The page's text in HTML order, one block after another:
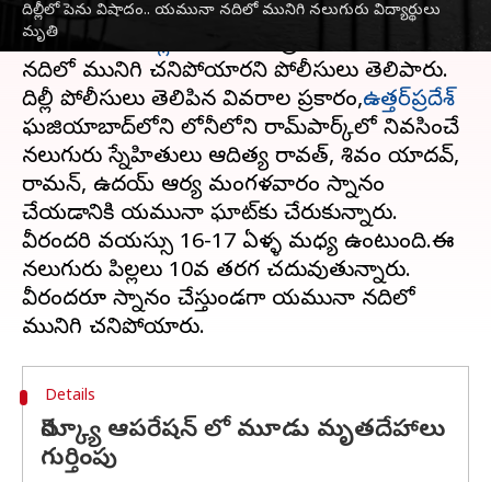
దిల్లీలో పెను విషాదం.. యమునా నదిలో మునిగి నలుగురు విద్యార్థులు
మృతి
10వ తరగతి చదువుతున్న ముగ్గురు విద్యార్థులు
మంగళవారందిల్లీలోని బురారీ ప్రాంతంలో యమునా
నదిలో మునిగి చనిపోయారని పోలీసులు తెలిపారు.
దిల్లీ పోలీసులు తెలిపిన వివరాల ప్రకారం,ఉత్తర్‌ప్రదేశ్‌
ఘజియాబాద్‌లోని లోనీలోని రామ్‌పార్క్‌లో నివసించే
నలుగురు స్నేహితులు ఆదిత్య రావత్, శివం యాదవ్,
రామన్, ఉదయ్ ఆర్య మంగళవారం స్నానం
చేయడానికి యమునా ఘాట్‌కు చేరుకున్నారు.
వీరందరి వయస్సు 16-17 ఏళ్ళ మధ్య ఉంటుంది.ఈ
నలుగురు పిల్లలు 10వ తరగతి చదువుతున్నారు.
వీరందరూ స్నానం చేస్తుండగా యమునా నదిలో
Details
రెస్క్యూ ఆపరేషన్ లో మూడు మృతదేహాలు
గుర్తింపు